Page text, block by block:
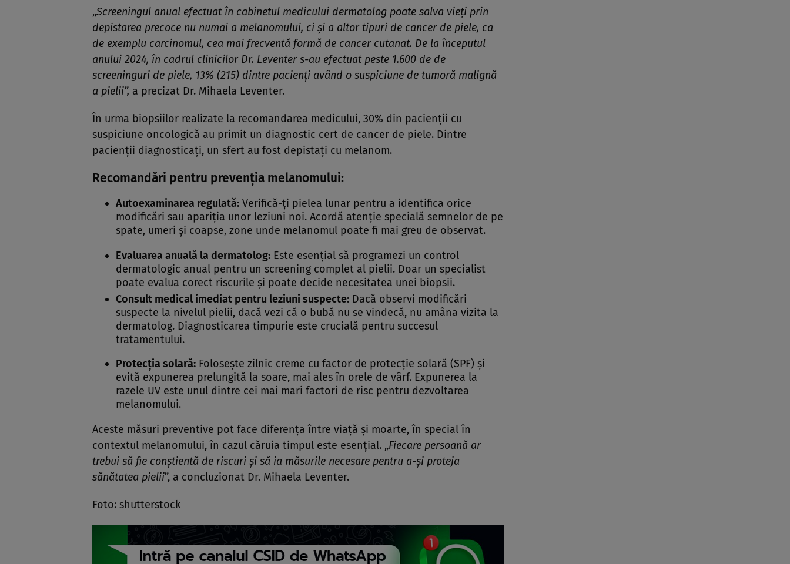
„Screeningul anual efectuat în cabinetul medicului dermatolog poate salva vieți prin
depistarea precoce nu numai a melanomului, ci și a altor tipuri de cancer de piele, ca
de exemplu carcinomul, cea mai frecventă formă de cancer cutanat. De la începutul
anului 2024, în cadrul clinicilor Dr. Leventer s-au efectuat peste 1.600 de de
screeninguri de piele, 13% (215) dintre pacienți având o suspiciune de tumoră malignă
a pielii”, a precizat Dr. Mihaela Leventer.
În urma biopsiilor realizate la recomandarea medicului, 30% din pacienții cu
suspiciune oncologică au primit un diagnostic cert de cancer de piele. Dintre
pacienții diagnosticați, un sfert au fost depistați cu melanom.
Recomandări pentru prevenția melanomului:
Autoexaminarea regulată: Verifică-ți pielea lunar pentru a identifica orice
modificări sau apariția unor leziuni noi. Acordă atenție specială semnelor de pe
spate, umeri și coapse, zone unde melanomul poate fi mai greu de observat.
Evaluarea anuală la dermatolog: Este esențial să programezi un control
dermatologic anual pentru un screening complet al pielii. Doar un specialist
poate evalua corect riscurile și poate decide necesitatea unei biopsii.
Consult medical imediat pentru leziuni suspecte: Dacă observi modificări
suspecte la nivelul pielii, dacă vezi că o bubă nu se vindecă, nu amâna vizita la
dermatolog. Diagnosticarea timpurie este crucială pentru succesul
tratamentului.
Protecția solară: Folosește zilnic creme cu factor de protecție solară (SPF) și
evită expunerea prelungită la soare, mai ales în orele de vârf. Expunerea la
razele UV este unul dintre cei mai mari factori de risc pentru dezvoltarea
melanomului.
Aceste măsuri preventive pot face diferența între viață și moarte, în special în
contextul melanomului, în cazul căruia timpul este esențial. „Fiecare persoană ar
trebui să fie conștientă de riscuri și să ia măsurile necesare pentru a-și proteja
sănătatea pielii”, a concluzionat Dr. Mihaela Leventer.
Foto: shutterstock